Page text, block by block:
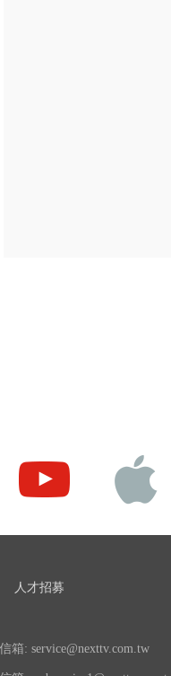
人才招募
箱: service@nexttv.com.tw